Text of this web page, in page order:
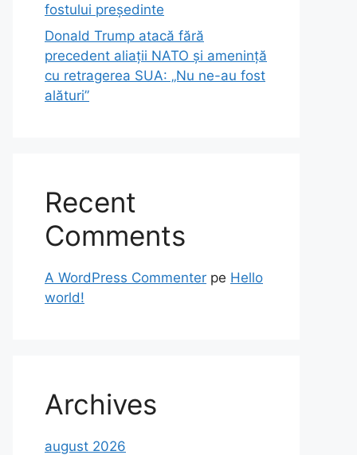
fostului președinte
Donald Trump atacă fără
precedent aliații NATO și amenință
cu retragerea SUA: „Nu ne-au fost
alături”
Recent
Comments
A WordPress Commenter pe Hello
world!
Archives
august 2026